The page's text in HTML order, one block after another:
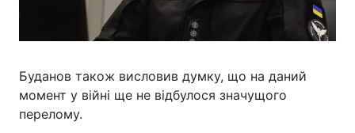
Буданов також висловив думку, що на даний
момент у війні ще не відбулося значущого
перелому.